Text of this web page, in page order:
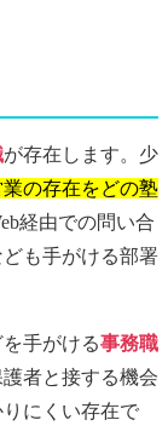
が存在します。少
業の存在をどの塾
経由での問い合
ども手がける部署
手がける事務職
者と接する機会
にくい存在で